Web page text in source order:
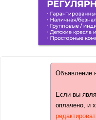
Объявление
Если вы
оплачено, и